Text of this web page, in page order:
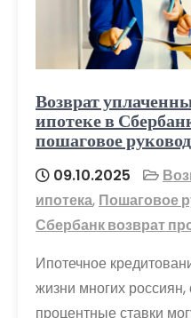
Возврат
ипотеке в
пошаговое
09.10.2025
ипотека, Пошаговое
Сбербанк возврат
Ипотечное
жизни многих
процентные ставки